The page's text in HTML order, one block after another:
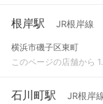
根岸駅 JR根岸線
横浜市磯子区東町
このページの店舗から
石川町駅 JR根岸